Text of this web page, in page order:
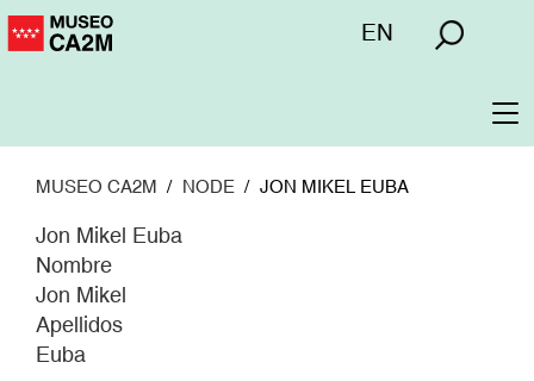
Pasar
Menú
EN
MUSEO CA2M NODE JON MIKEL EUBA
Jon Mikel Euba
Nombre
Jon Mikel
Apellidos
Euba